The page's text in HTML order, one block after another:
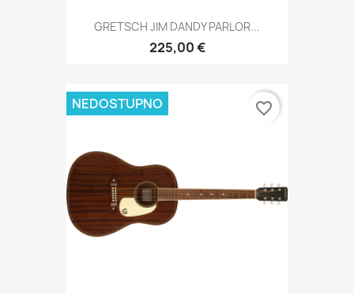
GRETSCH JIM DANDY PARLOR...
225,00 €
NEDOSTUPNO favorite_border